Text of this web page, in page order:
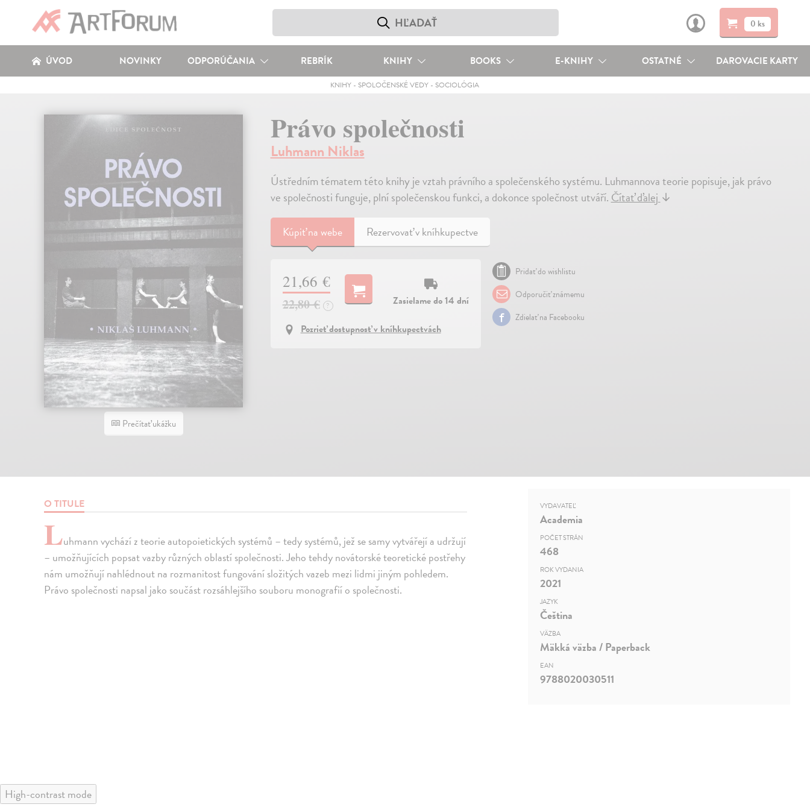
0 ks
ÚVOD NOVINKY ODPORÚČANIA REBRÍK KNIHY BOOKS E-KNIHY OSTATNÉ DAROVACIE KARTY
KNIHY - SPOLOČENSKÉ VEDY - SOCIOLÓGIA
Prečítať ukážku
Právo společnosti
Luhmann Niklas
Ústředním tématem této knihy je vztah právního a společenského systému. Luhmannova teorie popisuje, jak právo
ve společnosti funguje, plní společenskou funkci, a dokonce společnost utváří.Čítať ďalej↓
Kúpiťna webe Rezervovať v kníhkupectve
21,66 €
22,80 € ?
Zasielame do 14 dní
Pozrieť dostupnosť v kníhkupectvách
Pridať do wishlistu
Odporučiť známemu
Zdielať na Facebooku
O TITULE
Luhmann vychází z teorie autopoietických systémů – tedy systémů, jež se samy vytvářejí a udržují
– umožňujících popsat vazby různých oblastí společnosti. Jeho tehdy novátorské teoretické postřehy
nám umožňují nahlédnout na rozmanitost fungování složitých vazeb mezi lidmi jiným pohledem.
Právo společnosti napsal jako součást rozsáhlejšího souboru monografií o společnosti.
VYDAVATEĽ
Academia
POČET STRÁN
468
ROK VYDANIA
2021
JAZYK
Čeština
VÄZBA
Mäkká väzba / Paperback
EAN
9788020030511
High-contrast mode